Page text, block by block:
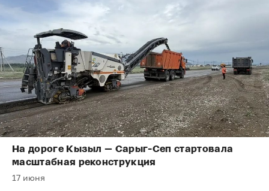
На дороге Кызыл — Сарыг-Сеп стартовала
масштабная реконструкция
17 июня